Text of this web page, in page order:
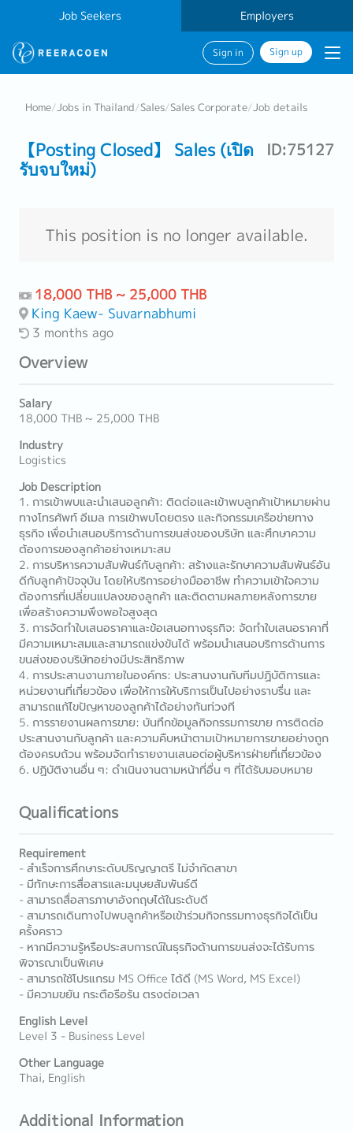
Job Seekers Employers
Sign in Sign up
Home/Jobs in Thailand/Sales/Sales Corporate/Job details
【Posting Closed】 Sales (เปิด
รับจบใหม่)
ID:75127
This position is no longer available.
18,000 THB ~ 25,000 THB
King Kaew- Suvarnabhumi
3 months ago
Overview
Salary
18,000 THB ~ 25,000 THB
Industry
Logistics
Job Description
1. การเข้าพบและนำเสนอลูกค้า: ติดต่อและเข้าพบลูกค้าเป้าหมายผ่าน
ทางโทรศัพท์ อีเมล การเข้าพบโดยตรง และกิจกรรมเครือข่ายทาง
ธุรกิจ เพื่อนำเสนอบริการด้านการขนส่งของบริษัท และศึกษาความ
ต้องการของลูกค้าอย่างเหมาะสม
2. การบริหารความสัมพันธ์กับลูกค้า: สร้างและรักษาความสัมพันธ์อัน
ดีกับลูกค้าปัจจุบัน โดยให้บริการอย่างมืออาชีพ ทำความเข้าใจความ
ต้องการที่เปลี่ยนแปลงของลูกค้า และติดตามผลภายหลังการขาย
เพื่อสร้างความพึงพอใจสูงสุด
3. การจัดทำใบเสนอราคาและข้อเสนอทางธุรกิจ: จัดทำใบเสนอราคาที่
มีความเหมาะสมและสามารถแข่งขันได้ พร้อมนำเสนอบริการด้านการ
ขนส่งของบริษัทอย่างมีประสิทธิภาพ
4. การประสานงานภายในองค์กร: ประสานงานกับทีมปฏิบัติการและ
หน่วยงานที่เกี่ยวข้อง เพื่อให้การให้บริการเป็นไปอย่างราบรื่น และ
สามารถแก้ไขปัญหาของลูกค้าได้อย่างทันท่วงที
5. การรายงานผลการขาย: บันทึกข้อมูลกิจกรรมการขาย การติดต่อ
ประสานงานกับลูกค้า และความคืบหน้าตามเป้าหมายการขายอย่างถูก
ต้องครบถ้วน พร้อมจัดทำรายงานเสนอต่อผู้บริหารฝ่ายที่เกี่ยวข้อง
6. ปฏิบัติงานอื่น ๆ: ดำเนินงานตามหน้าที่อื่น ๆ ที่ได้รับมอบหมาย
Qualifications
Requirement
- สำเร็จการศึกษาระดับปริญญาตรี ไม่จำกัดสาขา
- มีทักษะการสื่อสารและมนุษยสัมพันธ์ดี
- สามารถสื่อสารภาษาอังกฤษได้ในระดับดี
- สามารถเดินทางไปพบลูกค้าหรือเข้าร่วมกิจกรรมทางธุรกิจได้เป็น
ครั้งคราว
- หากมีความรู้หรือประสบการณ์ในธุรกิจด้านการขนส่งจะได้รับการ
พิจารณาเป็นพิเศษ
- สามารถใช้โปรแกรม MS Office ได้ดี (MS Word, MS Excel)
- มีความขยัน กระตือรือร้น ตรงต่อเวลา
English Level
Level 3 - Business Level
Other Language
Thai, English
Additional Information